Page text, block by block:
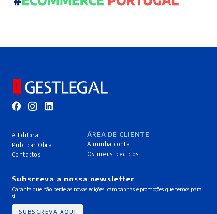
A Editora
Publicar Obra
Contactos
ÁREA DE CLIENTE
A minha conta
Os meus pedidos
Subscreva a nossa newsletter
Garanta que não perde as novas edições, campanhas e promoções que temos para
si.
SUBSCREVA AQUI